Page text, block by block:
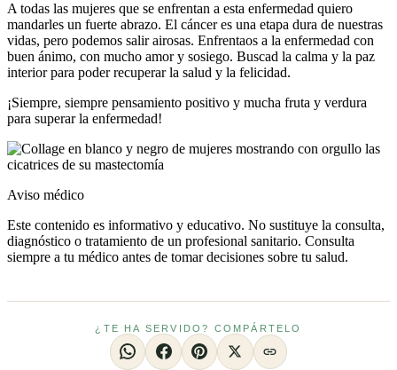
A todas las mujeres que se enfrentan a esta enfermedad quiero
mandarles un fuerte abrazo. El cáncer es una etapa dura de nuestras
vidas, pero podemos salir airosas. Enfrentaos a la enfermedad con
buen ánimo, con mucho amor y sosiego. Buscad la calma y la paz
interior para poder recuperar la salud y la felicidad.
¡Siempre, siempre pensamiento positivo y mucha fruta y verdura
para superar la enfermedad!
Aviso médico
Este contenido es informativo y educativo. No sustituye la consulta,
diagnóstico o tratamiento de un profesional sanitario. Consulta
siempre a tu médico antes de tomar decisiones sobre tu salud.
¿TE HA SERVIDO? COMPÁRTELO